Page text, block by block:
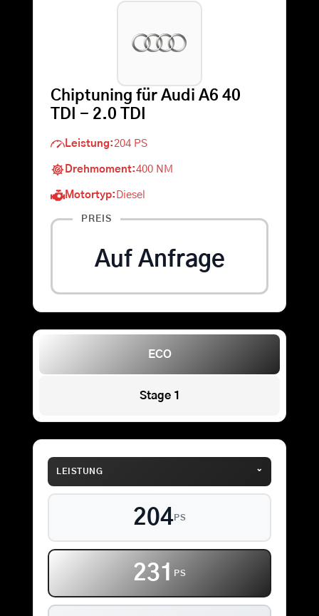
Warenkorb
Chiptuning für Audi A6 40
TDI - 2.0 TDI
Leistung: 204 PS
Drehmoment:400 NM
Motortyp: Diesel
PREIS
Auf Anfrage
ECO
Stage 1
LEISTUNG ⌄
204PS
231 PS